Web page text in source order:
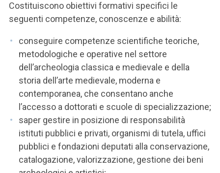
Costituiscono obiettivi formativi specifici le
seguenti competenze, conoscenze e abilità:
conseguire competenze scientifiche teoriche,
metodologiche e operative nel settore
dell’archeologia classica e medievale e della
storia dell’arte medievale, moderna e
contemporanea, che consentano anche
l’accesso a dottorati e scuole di specializzazione;
saper gestire in posizione di responsabilità
istituti pubblici e privati, organismi di tutela, uffici
pubblici e fondazioni deputati alla conservazione,
catalogazione, valorizzazione, gestione dei beni